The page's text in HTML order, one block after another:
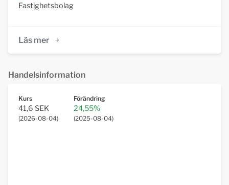
Fastighetsbolag
Läs mer
Handelsinformation
Kurs
41,6 SEK
(2026-08-04)
Förändring
24,55%
(2025-08-04)